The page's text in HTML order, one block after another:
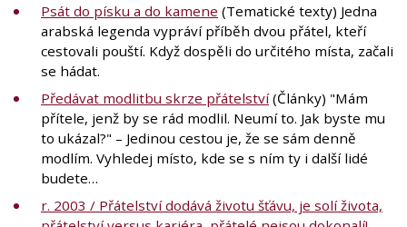
Psát do písku a do kamene (Tematické texty) Jedna
arabská legenda vypráví příběh dvou přátel, kteří
cestovali pouští. Když dospěli do určitého místa, začali
se hádat.
Předávat modlitbu skrze přátelství(Články) "Mám
přítele, jenž by se rád modlil. Neumí to. Jak byste mu
to ukázal?" – Jedinou cestou je, že se sám denně
modlím. Vyhledej místo, kde se s ním ty i další lidé
budete…
r. 2003 / Přátelství dodává životu šťávu, je solí života,